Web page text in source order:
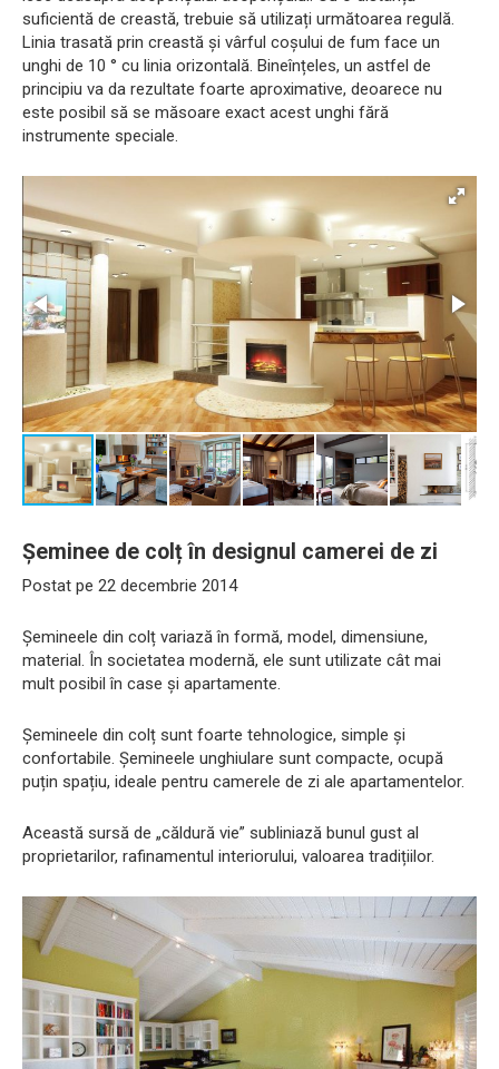
suficientă de creastă, trebuie să utilizați următoarea regulă.
Linia trasată prin creastă și vârful coșului de fum face un
unghi de 10 ° cu linia orizontală. Bineînțeles, un astfel de
principiu va da rezultate foarte aproximative, deoarece nu
este posibil să se măsoare exact acest unghi fără
instrumente speciale.
Șeminee de colț în designul camerei de zi
Postat pe 22 decembrie 2014
Șemineele din colț variază în formă, model, dimensiune,
material. În societatea modernă, ele sunt utilizate cât mai
mult posibil în case și apartamente.
Șemineele din colț sunt foarte tehnologice, simple și
confortabile. Șemineele unghiulare sunt compacte, ocupă
puțin spațiu, ideale pentru camerele de zi ale apartamentelor.
Această sursă de „căldură vie” subliniază bunul gust al
proprietarilor, rafinamentul interiorului, valoarea tradițiilor.